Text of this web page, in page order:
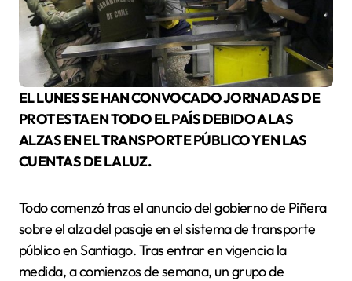
EL LUNES SE HAN CONVOCADO JORNADAS DE
PROTESTA EN TODO EL PAÍS DEBIDO A LAS
ALZAS EN EL TRANSPORTE PÚBLICO Y EN LAS
CUENTAS DE LA LUZ.
Todo comenzó tras el anuncio del gobierno de Piñera
sobre el alza del pasaje en el sistema de transporte
público en Santiago. Tras entrar en vigencia la
medida, a comienzos de semana, un grupo de